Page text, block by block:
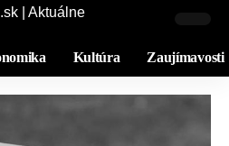
Kultúra Zaujímavosti